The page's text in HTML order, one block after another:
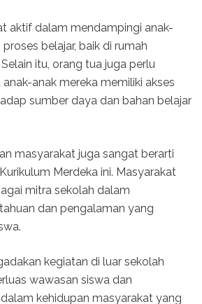
aktif dalam mendampingi anak-
belajar, baik di rumah
itu, orang tua juga perlu
anak mereka memiliki akses
sumber daya dan bahan belajar
masyarakat juga sangat berarti
Merdeka ini. Masyarakat
mitra sekolah dalam
dan pengalaman yang
kegiatan di luar sekolah
wawasan siswa dan
kehidupan masyarakat yang